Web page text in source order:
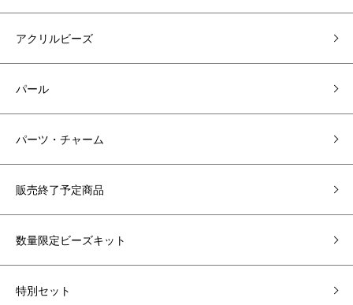
アクリルビーズ
パール
パーツ・チャーム
販売終了予定商品
数量限定ビーズキット
特別セット